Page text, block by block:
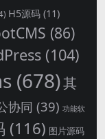
H5源码 (11)
(86)
(104)
(678)其
协同 (39) 功能软
(116) 图片源码